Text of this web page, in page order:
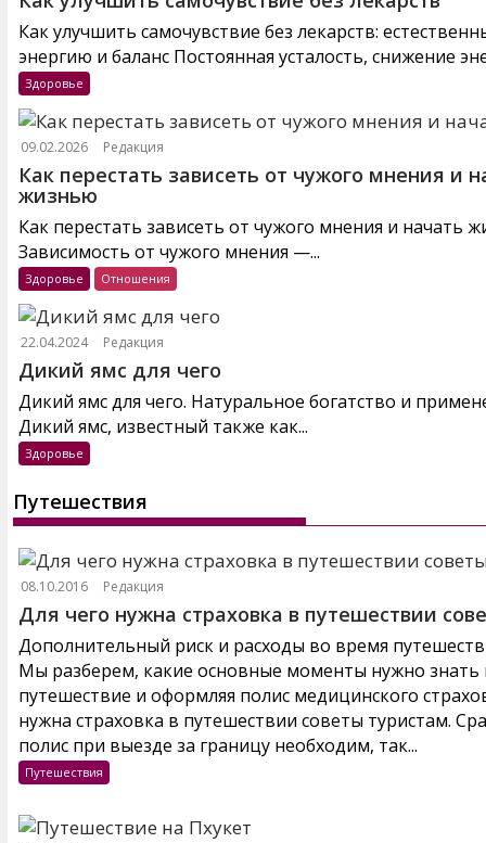
Как улучшить самочувствие без лекарств:
энергию и баланс Постоянная усталость, снижение
Здоровье
09.02.2026 Редакция
Как перестать зависеть от чужого мнения и
жизнью
Как перестать зависеть от чужого мнения и начать
Зависимость от чужого мнения —...
Здоровье Отношения
22.04.2024 Редакция
Дикий ямс для чего
Дикий ямс для чего. Натуральное богатство и
Дикий ямс, известный также как...
Здоровье
Путешествия
08.10.2016 Редакция
Для чего нужна страховка в путешествии
Дополнительный риск и расходы во время
Мы разберем, какие основные моменты нужно знать
путешествие и оформляя полис медицинского
нужна страховка в путешествии советы туристам.
полис при выезде за границу необходим, так...
Путешествия